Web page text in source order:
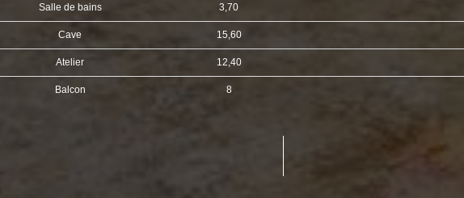
Salle de bains 3,70
Cave 15,60
Atelier 12,40
Balcon 8